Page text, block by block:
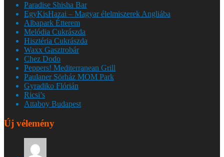
Paradise Shisha Bar
EgyKisHazai – Magyar élelmiszerek Angliába
Albapark Étterem
Melódia Cukrászda
Hisztéria Cukrászda
Waxx Gasztrobár
Chez Dodo
Peppers! Mediterranean Grill
Paulaner Sörház MOM Park
Gyradiko Flórián
Ricsi’s
Attaboy Budapest
Új vélemény